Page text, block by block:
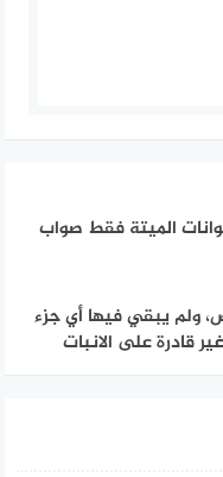
الميتة فقط صواب
ولم يبقي فيها أي جزء
قادرة على الانبات